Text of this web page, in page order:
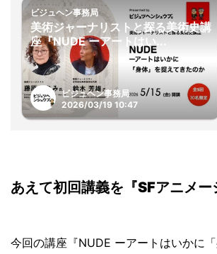
ビジュヘン事務局
美術ジャーナリストと探る美術史講
座『NUDE ーアートはい...
ビジュヘン事務局
2026/03/19 10:47
あえて初回講義を『SFアニメ
今回の講座『NUDE ーアートはいかに